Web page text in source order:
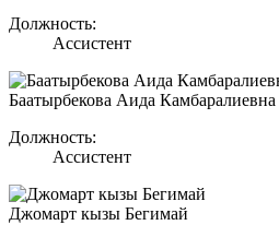
Должность:
Ассистент
Баатырбекова Аида Камбаралиевна
Должность:
Ассистент
Джомарт кызы Бегимай